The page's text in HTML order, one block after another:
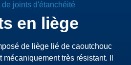
de joints d'étanchéité
en liège
de liège lié de caoutchouc
très résistant. Il